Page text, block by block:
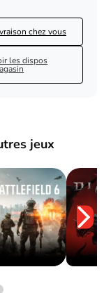
chez vous
les dispos
jeux